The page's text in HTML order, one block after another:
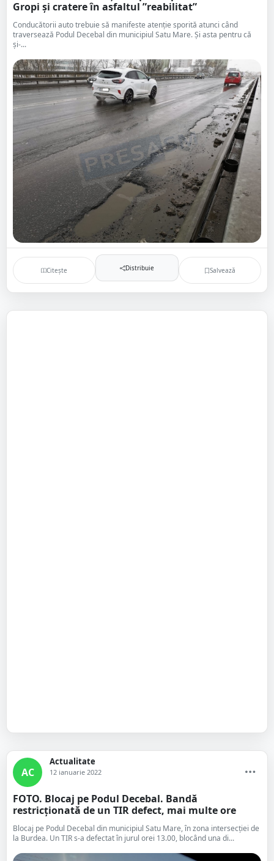
Gropi și cratere în asfaltul ”reabilitat”
Conducătorii auto trebuie să manifeste atenție sporită atunci când
traversează Podul Decebal din municipiul Satu Mare. Și asta pentru că
și-...
Citește Distribuie Salvează
AC
Actualitate
12 ianuarie 2022
FOTO. Blocaj pe Podul Decebal. Bandă
restricționată de un TIR defect, mai multe ore
Blocaj pe Podul Decebal din municipiul Satu Mare, în zona intersecției de
la Burdea. Un TIR s-a defectat în jurul orei 13.00, blocând una di...